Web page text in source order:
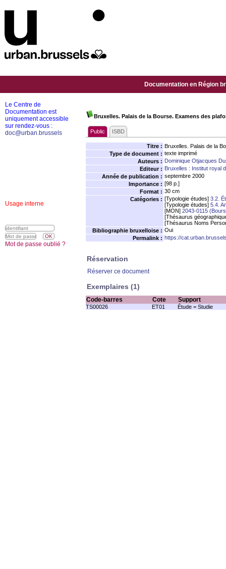
Documentation en Région
Bruxelles. Palais de la Bourse. Examens des
Public ISBD
Titre : Bruxelles. Palais de la
Type de document : texte imprimé
Auteurs : Dominique Otjacques
Editeur : Bruxelles : Institut royal
Année de publication : septembre 2000
Importance : [98 p.]
Format : 30 cm
Catégories : [Typologie études] 3.2.
[Typologie études] 5.4.
[MON] 2043-0115
[Thésaurus
[Thésaurus Noms
Bibliographie bruxelloise : Oui
Permalink : https://
Réservation
Réserver ce document
Exemplaires (1)
Code-barres Cote Support
TS00026 ET01 Étude = Studie
Le Centre de
Documentation est
uniquement accessible
sur rendez-vous :
doc@urban.brussels
Usage interne
Mot de passe oublié ?